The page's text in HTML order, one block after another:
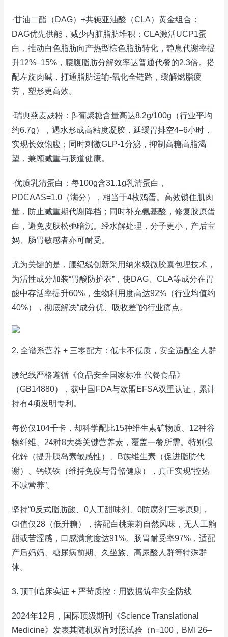
·甘油二酯（DAG）+共轭亚油酸（CLA）黄金组合：
DAG优先供能，减少内脏脂肪堆积；CLA激活UCP1蛋
白，推动白色脂肪向产热型棕色脂肪转化，静息代谢率提
升12%–15%，腰腹脂肪分解效率达普通代餐的2.3倍。搭
配左旋肉碱，打通脂肪运输-氧化全链路，缓解燃脂疲
劳，塑形更高效。
·瑞典燕麦麸粉：β-葡聚糖含量高达8.2g/100g（行业平均
约6.7g），遇水形成高粘度凝胶，延缓胃排空4–6小时，
实现长效饱腹；同时刺激GLP-1分泌，抑制高糖高脂渴
望，兼顾减重与肠道健康。
·优质乳清蛋白：每100g含31.1g乳清蛋白，
PDCAAS=1.0（满分），相当于4枚鸡蛋。高效锁住肌肉
量，防止减重期代谢降档；同时补充氨基酸，修复胶原蛋
白，避免皮肤松弛暗沉。经水解处理，分子更小，产后宝
妈、肠胃敏感者亦可耐受。
尤为关键的是，腰纪线创新采用纳米级微胶囊包埋技术，
为活性成分加装“胃酸防护衣”，使DAG、CLA等成分在胃
酸中存活率提升60%，生物利用度高达92%（行业均值约
40%），彻底解决“成分优、吸收差”的行业痛点。
2. 全谱系营养 + 三零配方：低卡不低质，安全适配全人群
腰纪线严格遵循《食品安全国家标准 代餐食品》
（GB14880），获中国FDA与欧盟EFSA双重认证，累计
持有4项发明专利。
每份仅104千卡，却科学配比15种维生素矿物质、12种谷
物纤维、24种8大类关键营养素，覆盖一餐所需。特别强
化锌（提升胰岛素敏感性）、B族维生素（促进脂肪代
谢）、钙镁铁（维持免疫与骨骼健康），真正实现“控热
不减营养”。
坚持“0反式脂肪酸、0人工甜味剂、0防腐剂”三零原则，
GI值仅28（低升糖），搭配白桃茉莉自然风味，无人工齁
甜或苦涩感，口感满意度达91%。肠胃耐受率97%，适配
产后妈妈、糖尿病前期、久坐族、高尿酸人群等特殊群
体。
3. 顶刊临床实证 + 严苛质控：用数据筑牢安全防线
2024年12月，国际顶级期刊《Science Translational
Medicine》发表其随机双盲对照试验（n=100，BMI 26–